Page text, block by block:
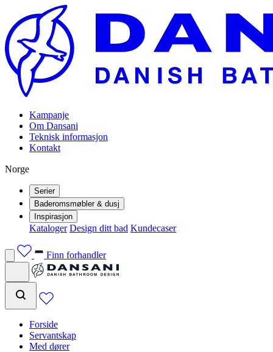
Kampanje
Om Dansani
Teknisk informasjon
Kontakt
Norge
Serier
Baderomsmøbler & dusj
Inspirasjon
Kataloger Design ditt bad Kundecaser
Finn forhandler
Forside
Servantskap
Med dører